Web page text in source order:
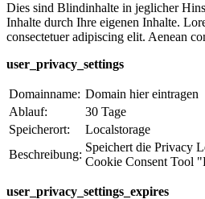
Dies sind Blindinhalte in jeglicher
Inhalte durch Ihre eigenen Inhalte.
consectetuer adipiscing elit. Aenean
user_privacy_settings
Domainname: Domain hier eintragen
Ablauf:
30 Tage
Speicherort:
Localstorage
Beschreibung:
Speichert die Privacy
Cookie Consent Tool
user_privacy_settings_expires